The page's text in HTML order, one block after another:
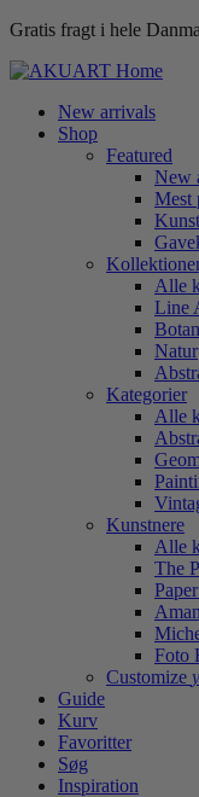
Gratis fragt i hele
New arrivals
Shop
Featured
New
Mest
Alle
Line
Natur
Kategorier
Alle
Kunstnere
Alle
The
Foto
Customize
Guide
Kurv
Favoritter
Søg
Inspiration